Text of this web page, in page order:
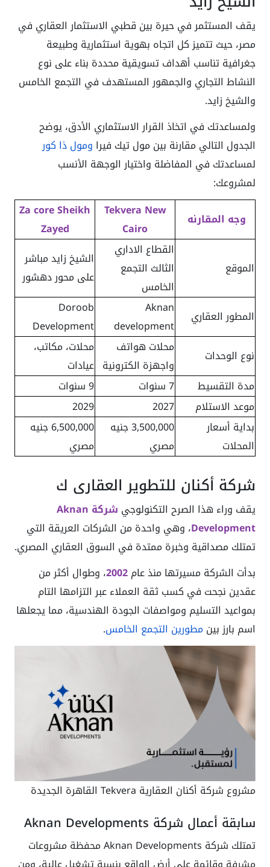
يقف المستثمر في حيرة بين قطبي الاستثمار العقاري في
مصر، حيث تتميز كل اتجاه بهوية استثمارية وطبيعة
جغرافية تناسب أهداف تسويقية محددة بناء على نوع
النشاط التجاري والجمهور المستهدف في التجمع الخامس
والشيخ زايد.
ولمساعدتك في اتخاذ القرار الاستثماري الأدق، يوضح
الجدول التالي مقارنة بين مول تيك فيرا ومول ذا كور
لمساعدتك في المفاضلة واختيار الوجهة الأنسب
لمشروعك:
وجه المقارنه
Tekvera New
Cairo
Za core Sheikh
Zayed
الموقع
القطاع الاداري
الثالث التجمع
الخامس
الشيخ زايد مباشر
على محور دهشور
المطور العقاري
Aknan
development
Doroob
Development
نوع الوحدات
محلات هواتف
واجهزة الكترونية
محلات، مكاتب،
عيادات
مدة التقسيط
7 سنوات
9 سنوات
موعد الاستلام
2027
2029
بداية أسعار
المحلات
3,500,000 جنيه
مصري
6,500,000 جنيه
مصري
شركة أكنان للتطوير العقاري ك
يقف وراء هذا الصرح التكنولوجي
شركة Aknan
Development، وهي واحدة من الشركات العريقة التي
تمتلك مصداقية وخبرة ممتدة في السوق العقاري المصري.
بدأت الشركة مسيرتها منذ عام2002، وطوال أكثر من
عقدين نجحت في كسب ثقة العملاء عبر التزامها التام
بمواعيد التسليم ومواصفات الجودة الهندسية، مما يجعلها
اسم بارز بين مطورين التجمع الخامس.
مشروع شركة أكنان العقارية Tekvera القاهرة الجديدة
سابقة أعمال شركة Aknan Developments
تمتلك شركة Aknan Developments محفظة مشروعات